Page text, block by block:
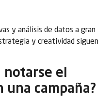
y análisis de datos a gran
y creatividad siguen
notarse el
una campaña?